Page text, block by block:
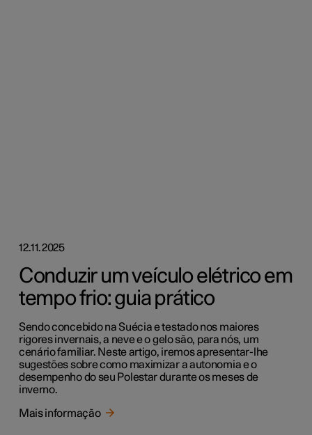
12.11.2025
Conduzir um veículo elétrico em
tempo frio: guia prático
Sendo concebido na Suécia e testado nos maiores
rigores invernais, a neve e o gelo são, para nós, um
cenário familiar. Neste artigo, iremos apresentar-lhe
sugestões sobre como maximizar a autonomia e o
desempenho do seu Polestar durante os meses de
inverno.
Mais informação